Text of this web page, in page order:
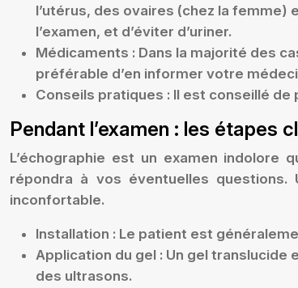
l’utérus, des ovaires (chez la femme)
l’examen, et d’éviter d’uriner.
Médicaments : Dans la majorité des
préférable d’en informer votre
Conseils pratiques : Il est conseillé de
Pendant l’examen : les étapes
L’échographie est un examen indolore
répondra à vos éventuelles
inconfortable.
Installation : Le patient est
Application du gel : Un gel translucide
des ultrasons.